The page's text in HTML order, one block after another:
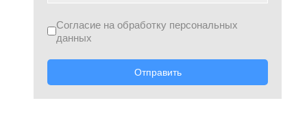
Согласие на обработку персональных
данных
Отправить